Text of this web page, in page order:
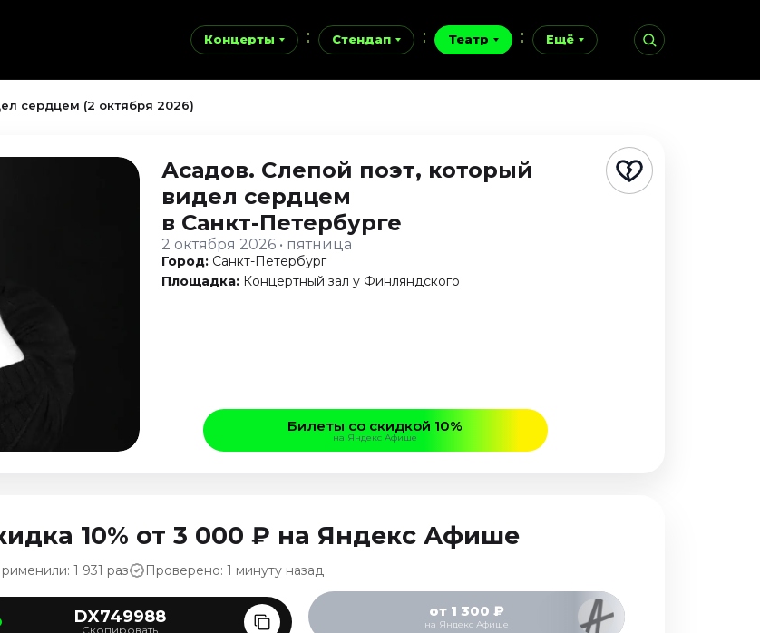
Концерты Стендап Театр Ещё
сердцем (2 октября 2026)
Асадов. Слепой поэт, который
видел сердцем
в Санкт-Петербурге
2 октября 2026 • пятница
Город: Санкт-Петербург
Площадка: Концертный зал у Финляндского
Билеты со скидкой 10%
на Яндекс Афише
10% от 3 000 ₽ на Яндекс Афише
1 931 раз Проверено: 1 минуту назад
DX749988
Скопировать
от 1 300 ₽
на Яндекс Афише